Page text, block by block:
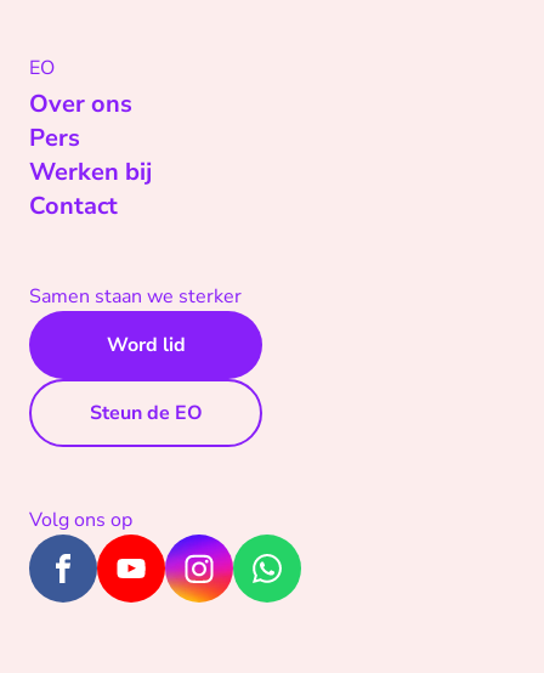
EO
Over ons
Pers
Werken bij
Contact
Samen staan we sterker
Word lid
Steun de EO
Volg ons op